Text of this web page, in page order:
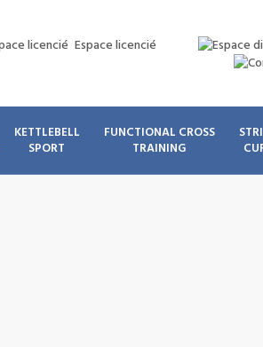
Espace licencié
KETTLEBELL
SPORT
FUNCTIONAL CROSS
TRAINING